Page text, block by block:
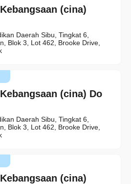
(cina)
Daerah Sibu, Tingkat 6,
Blok 3, Lot 462, Brooke Drive,
(cina) Do
Daerah Sibu, Tingkat 6,
Blok 3, Lot 462, Brooke Drive,
(cina)